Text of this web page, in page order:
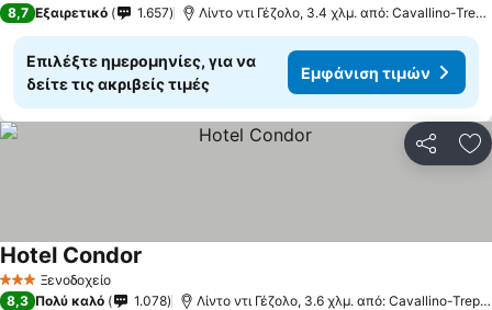
8,7 Εξαιρετικό 1.657 Λίντο ντι Γέζολο, 3.4 χλμ. από: Cavallino-
Επιλέξτε ημερομηνίες, για να
δείτε τις ακριβείς τιμές
Εμφάνιση τιμών
3 ΑστέριαΞενοδοχείο
Hotel Condor
8,3 Πολύ καλό 1.078 Λίντο ντι Γέζολο, 3.6 χλμ. από: Cavallino-